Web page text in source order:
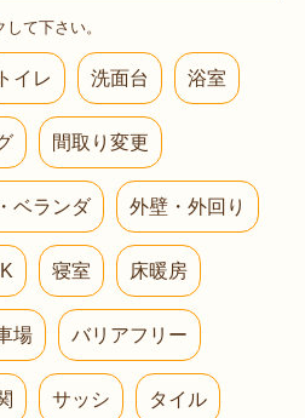
て下さい。
トイレ 洗面台 浴室
間取り変更
ベランダ 外壁・外回り
寝室 床暖房
場 バリアフリー
サッシ タイル